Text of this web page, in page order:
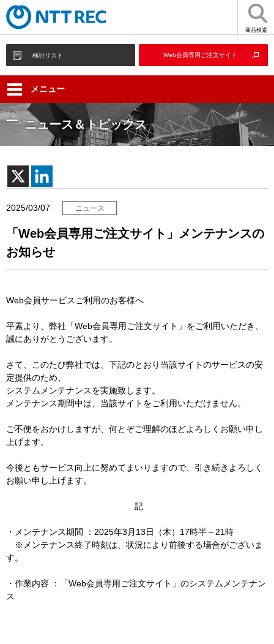
商品検索
検討リスト Web会員専用ご注文サイト
メニュー
ニュース＆トピックス
2025/03/07 ニュース
「Web会員専用ご注文サイト」メンテナンスの
お知らせ
Web会員サービスご利用のお客様へ
平素より、弊社「Web会員専用ご注文サイト」をご利用いただき、
誠にありがとうございます。
さて、このたび弊社では、下記のとおり当該サイトのサービスの安
定提供のため、
システムメンテナンスを実施致します。
メンテナンス期間中は、当該サイトをご利用いただけません。
ご不便をおかけしますが、何とぞご理解のほどよろしくお願い申し
上げます。
今後ともサービス向上に努めてまいりますので、引き続きよろしく
お願い申し上げます。
記
・メンテナンス期間 ：2025年3月13日（木）17時半～21時
※メンテナンス終了時刻は、状況により前後する場合がございま
す。
・作業内容 ：「Web会員専用ご注文サイト」のシステムメンテナン
ス